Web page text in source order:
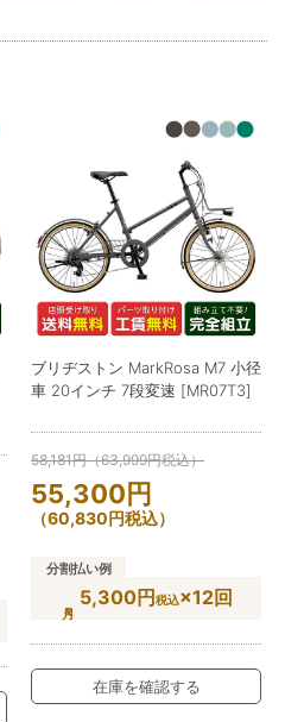
ブリヂストン MarkRosa M7 小径
車 20インチ 7段変速 [MR07T3]
58,181円（63,999円税込）
55,300円
（60,830円税込）
分割払い例
5,300円税込×12回
在庫を確認する